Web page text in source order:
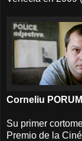
Corneliu
Su primer
Premio de la